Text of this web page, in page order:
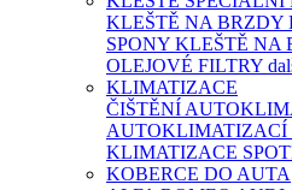
KLEŠTĚ NA BRZDY
SPONY KLEŠTĚ NA
OLEJOVÉ FILTRY
KLIMATIZACE
ČIŠTĚNÍ
AUTOKLIMATIZACÍ
KLIMATIZACE
KOBERCE DO AUTA